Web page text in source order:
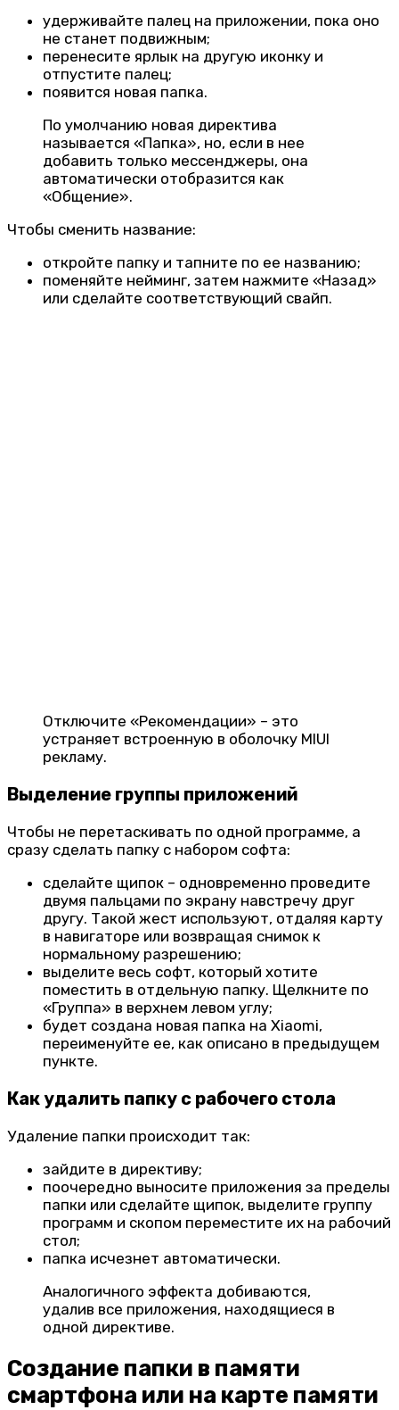
удерживайте палец на приложении, пока оно
не станет подвижным;
перенесите ярлык на другую иконку и
отпустите палец;
появится новая папка.
По умолчанию новая директива
называется «Папка», но, если в нее
добавить только мессенджеры, она
автоматически отобразится как
«Общение».
Чтобы сменить название:
откройте папку и тапните по ее названию;
поменяйте нейминг, затем нажмите «Назад»
или сделайте соответствующий свайп.
Отключите «Рекомендации» – это
устраняет встроенную в оболочку MIUI
рекламу.
Выделение группы приложений
Чтобы не перетаскивать по одной программе, а
сразу сделать папку с набором софта:
сделайте щипок – одновременно проведите
двумя пальцами по экрану навстречу друг
другу. Такой жест используют, отдаляя карту
в навигаторе или возвращая снимок к
нормальному разрешению;
выделите весь софт, который хотите
поместить в отдельную папку. Щелкните по
«Группа» в верхнем левом углу;
будет создана новая папка на Xiaomi,
переименуйте ее, как описано в предыдущем
пункте.
Как удалить папку с рабочего стола
Удаление папки происходит так:
зайдите в директиву;
поочередно выносите приложения за пределы
папки или сделайте щипок, выделите группу
программ и скопом переместите их на рабочий
стол;
папка исчезнет автоматически.
Аналогичного эффекта добиваются,
удалив все приложения, находящиеся в
одной директиве.
Создание папки в памяти
смартфона или на карте памяти